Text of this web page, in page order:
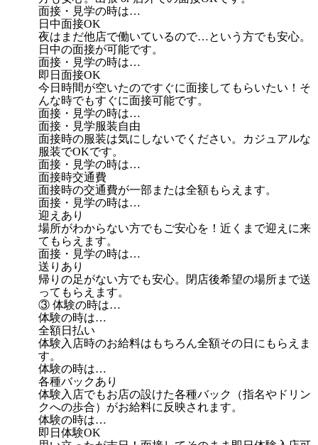
面接・見学の時は…
日中面接OK
夜はまだ他店で働いているので…という方でも安心。
日中の面接が可能です。
面接・見学の時は…
即日面接OK
今日時間が空いたのですぐに面接してもらいたい！そ
んな時でもすぐに面接可能です。
面接・見学の時は…
面接・見学服装自由
面接時の服装は気にしないでください。カジュアルな
服装でOKです。
面接・見学の時は…
面接時交通費
面接時の交通費が一部または全額もらえます。
面接・見学の時は…
迎えあり
場所がわからない方でもご安心を！近くまで迎えに来
てもらえます。
面接・見学の時は…
送りあり
帰りの足がない方でも安心。閉店後希望の場所まで送
ってもらえます。
③ 体験の時は…
体験の時は…
全額日払い
体験入店時のお給料はもちろん全額その日にもらえま
す。
体験の時は…
各種バックあり
体験入店でもお店の設けた各種バック（指名やドリン
クへの歩合）がお給料に反映されます。
体験の時は…
即日体験OK